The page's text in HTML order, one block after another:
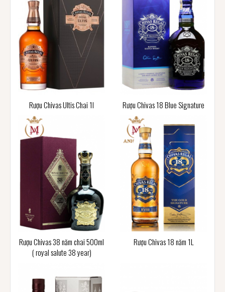
Rượu Chivas Ultis Chai 1l Rượu Chivas 18 Blue Signature
Rượu Chivas 38 năm chai 500ml
( royal salute 38 year)
Rượu Chivas 18 năm 1L